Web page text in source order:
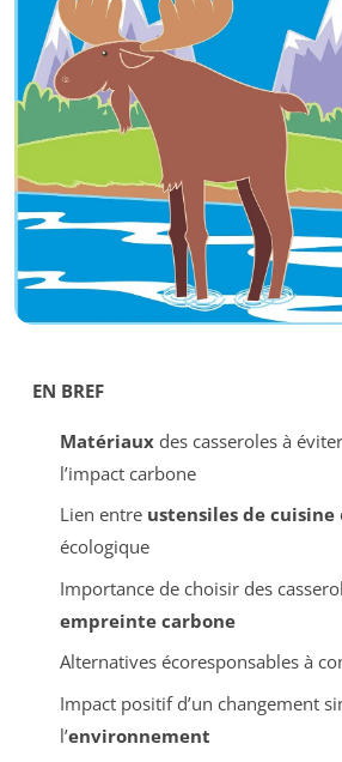
EN BREF
Matériauxdes casseroles à
l’impact carbone
Lien entre ustensiles de cuisine
écologique
Importance de choisir des
empreinte carbone
Alternatives écoresponsables à
Impact positif d’un changement
l’environnement